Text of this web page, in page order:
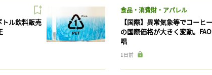
トル飲料販売
食品・消費財・アパレル
【国際】異常気象等でコーヒ
の国際価格が大きく変動。
唱
1日前